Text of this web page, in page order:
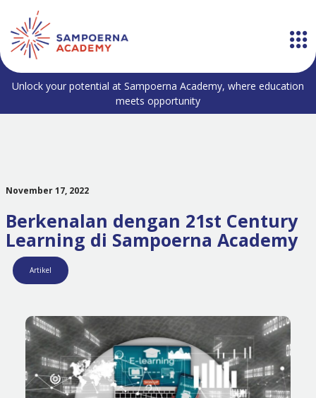
Unlock your potential at Sampoerna Academy, where education
meets opportunity
November 17, 2022
Berkenalan dengan 21st Century
Learning di Sampoerna Academy
Artikel